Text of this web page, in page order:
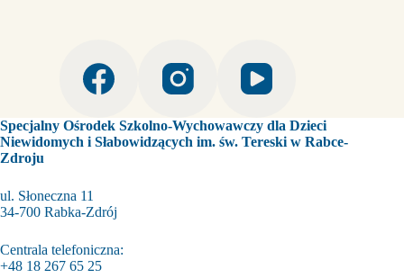
Specjalny Ośrodek Szkolno-Wychowawczy dla Dzieci
Niewidomych i Słabowidzących im. św. Tereski w Rabce-
Zdroju
ul. Słoneczna 11
34-700 Rabka-Zdrój
Centrala telefoniczna:
+48 18 267 65 25